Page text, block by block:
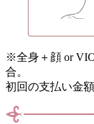
※全身＋顔 or
合。
初回の支払い金